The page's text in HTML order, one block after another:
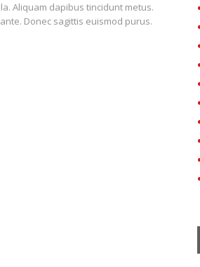
Aliquam dapibus tincidunt metus.
Donec sagittis euismod purus.